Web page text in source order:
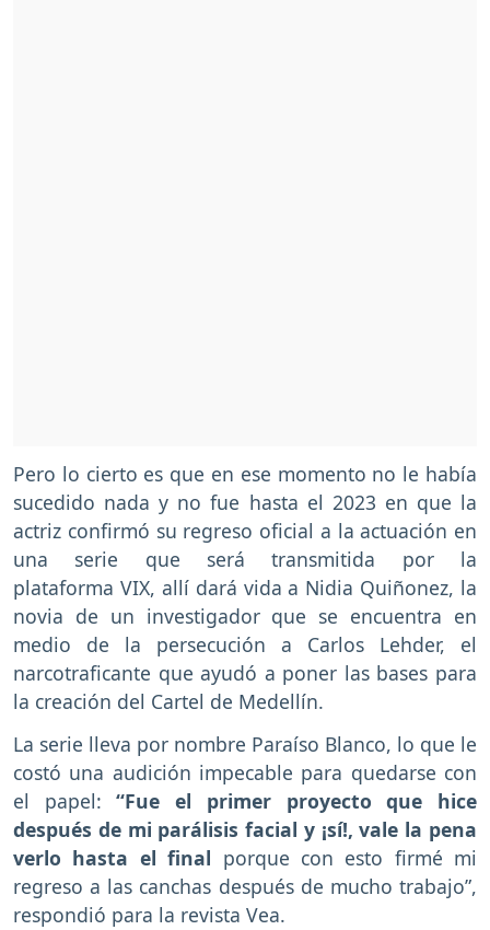
Pero lo cierto es que en ese momento no le había
sucedido nada y no fue hasta el 2023 en que la
actriz confirmó su regreso oficial a la actuación en
una serie que será transmitida por la
plataforma VIX, allí dará vida a Nidia Quiñonez, la
novia de un investigador que se encuentra en
medio de la persecución a Carlos Lehder, el
narcotraficante que ayudó a poner las bases para
la creación del Cartel de Medellín.
La serie lleva por nombre Paraíso Blanco, lo que le
costó una audición impecable para quedarse con
el papel:“Fue el primer proyecto que hice
después de mi parálisis facial y ¡sí!, vale la pena
verlo hasta el final porque con esto firmé mi
regreso a las canchas después de mucho trabajo”,
respondió para la revista Vea.